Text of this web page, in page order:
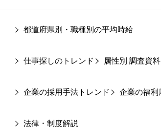
都道府県別・職種別の平均時給
仕事探しのトレンド 属性別 調査資料
企業の採用手法トレンド 企業の福利
法律・制度解説